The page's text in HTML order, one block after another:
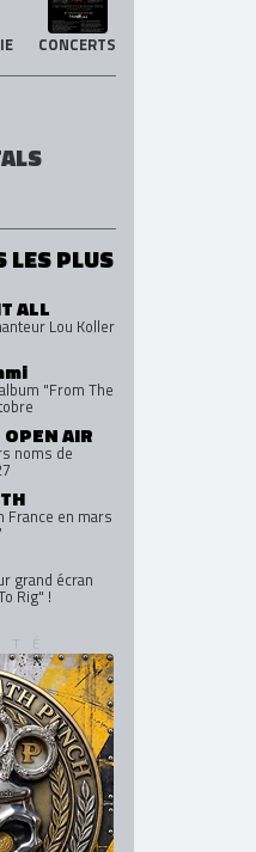
LES PLUS
ALL
Lou Koller
"From The
OPEN AIR
noms de
en mars
grand écran
Rig" !